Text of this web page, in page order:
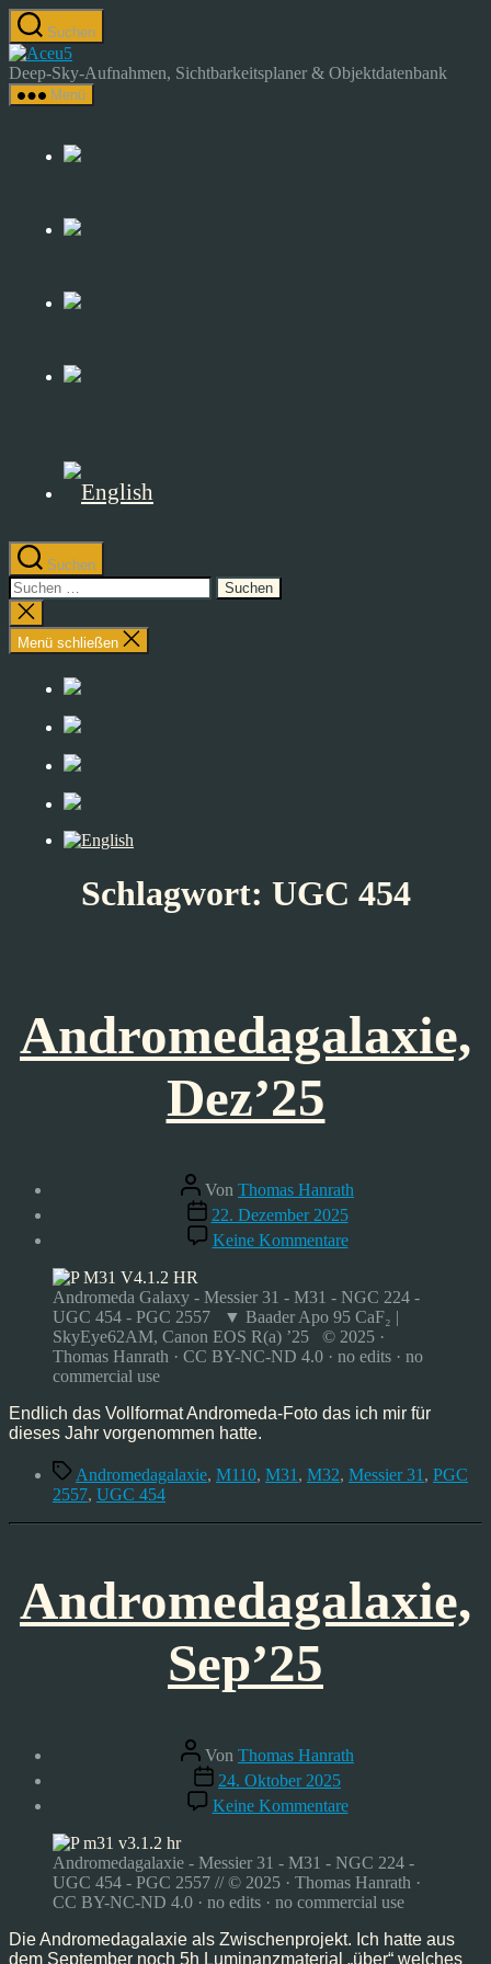
Zum
Inhalt
springen
Suchen
Astrocamp
–
Astrofotografie
Sky-
Deep-Sky-Aufnahmen, Sichtbarkeitsplaner & Objektdatenbank
Menü
Suchen
Suchen
nach:
Suche
schließen
Menü schließen
Schlagwort: UGC 454
Andromedagalaxie,
Dez’25
Beitragsautor
Von Thomas Hanrath
Veröffentlichungsdatum
22. Dezember 2025
Keine Kommentarezu
Andromedagalaxie,
Andromeda Galaxy - Messier 31 - M31 - NGC 224 -
UGC 454 - PGC 2557 ▼ Baader Apo 95 CaF₂ |
SkyEye62AM, Canon EOS R(a) ’25 © 2025 ·
Thomas Hanrath · CC BY-NC-ND 4.0 · no edits · no
commercial use
Endlich das Vollformat Andromeda-Foto das ich mir für
dieses Jahr vorgenommen hatte.
Schlagwörter
Andromedagalaxie, M110, M31 , M32, Messier 31 , PGC
2557, UGC 454
Andromedagalaxie,
Sep’25
Beitragsautor
Von Thomas Hanrath
Veröffentlichungsdatum
24. Oktober 2025
Keine Kommentarezu
Andromedagalaxie,
Andromedagalaxie - Messier 31 - M31 - NGC 224 -
UGC 454 - PGC 2557 // © 2025 · Thomas Hanrath ·
CC BY-NC-ND 4.0 · no edits · no commercial use
Die Andromedagalaxie als Zwischenprojekt. Ich hatte aus
dem September noch 5h Luminanzmaterial „über“ welches